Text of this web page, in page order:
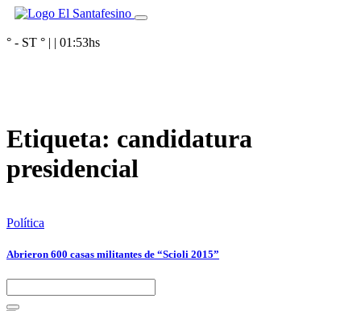
° - ST ° | | 01:53hs
Etiqueta: candidatura
presidencial
Política
Abrieron 600 casas militantes de “Scioli 2015”